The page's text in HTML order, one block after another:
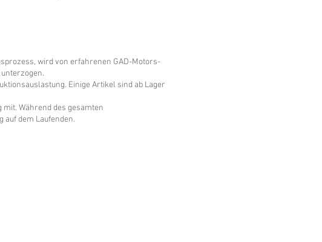
wird von erfahrenen GAD-Motors-
Einige Artikel sind ab Lager
Während des gesamten
dem Laufenden.